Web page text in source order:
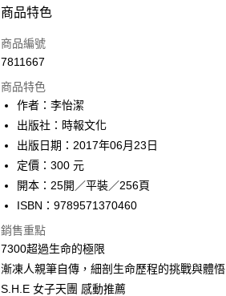
付款方式
信用卡一次付款
運送方式
付款後全家取貨
每筆NT$60，滿NT$499(含以上)免運費
付款後7-11取貨
每筆NT$60，滿NT$499(含以上)免運費
宅配
每筆NT$100，滿NT$499(含以上)免運費
商品特色
商品編號
7811667
商品特色
作者：李怡潔
出版社：時報文化
出版日期：2017年06月23日
定價：300 元
開本：25開／平裝／256頁
ISBN：9789571370460
銷售重點
7300超過生命的極限
漸凍人親筆自傳，細剖生命歷程的挑戰與體悟
S.H.E 女子天團 感動推薦